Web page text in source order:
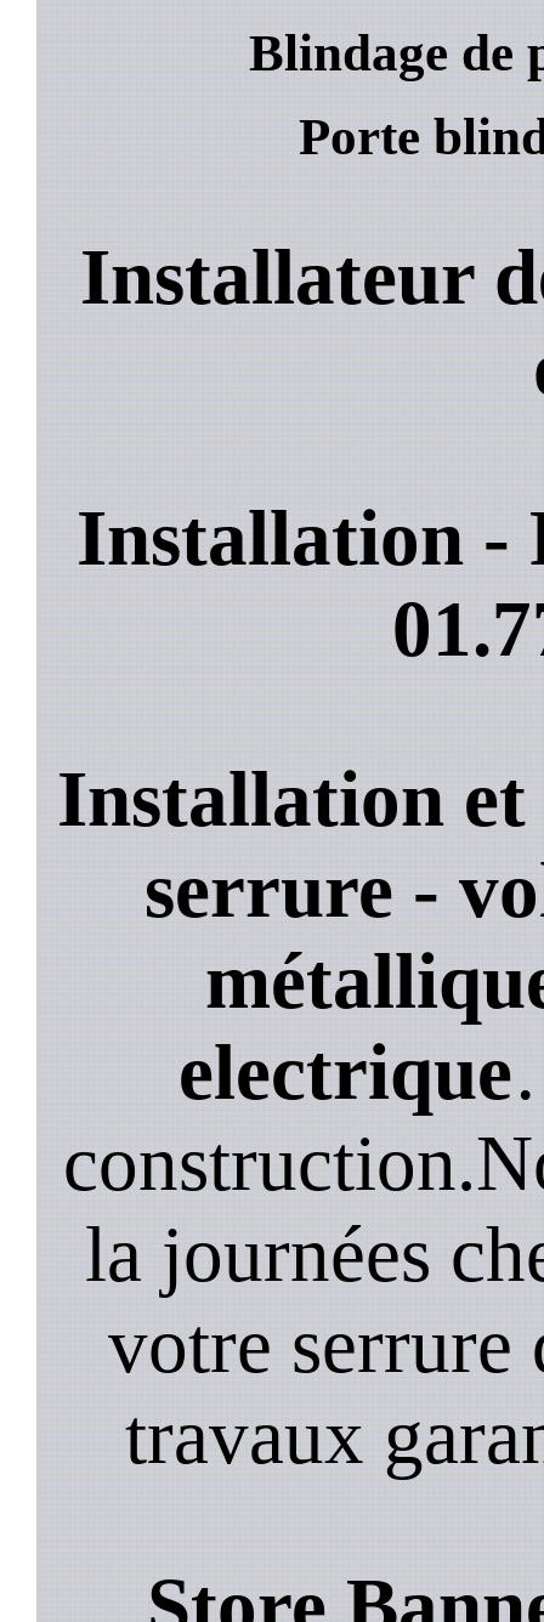
Blindage de
Porte
Installateur
Installation -
Installation
serrure -
electrique
la journées
votre serrure
travaux